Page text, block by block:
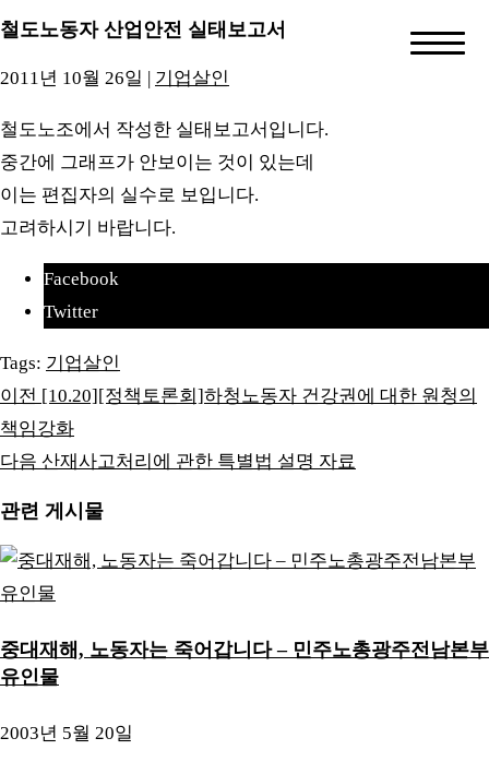
철도노동자 산업안전 실태보고서
2011년 10월 26일 | 기업살인
철도노조에서 작성한 실태보고서입니다.
중간에 그래프가 안보이는 것이 있는데
이는 편집자의 실수로 보입니다.
고려하시기 바랍니다.
Facebook
Twitter
Tags: 기업살인
이전 [10.20][정책토론회]하청노동자 건강권에 대한 원청의
책임강화
다음 산재사고처리에 관한 특별법 설명 자료
관련 게시물
중대재해, 노동자는 죽어갑니다 – 민주노총광주전남본부
유인물
2003년 5월 20일